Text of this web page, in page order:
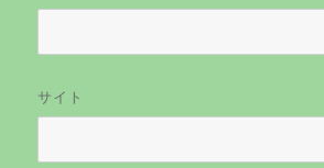
サイト